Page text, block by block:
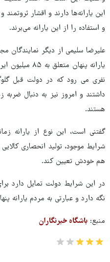
این یارانه‌ها دارند و اقشار
و استفاده را از این یارانه می‌برند.
علیرضا سلیمی از دیگر نمایندگان
نفری می رود که در دولت قبل
داشتند و امروز نیز به دنبال
هستند.
گفتنی است، این نوع از یارانه
شرایط موجود، تولید انحصاری
هم خودش تعیین کند.
در این شرایط دولت تمایل دارد
نگه دارد و عبارتی به مردم یارانه
منبع: باشگاه خبرنگاران